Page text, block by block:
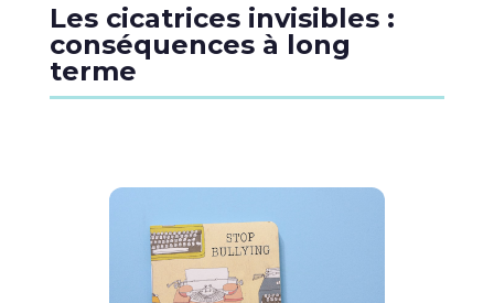
Les cicatrices invisibles :
conséquences à long
terme